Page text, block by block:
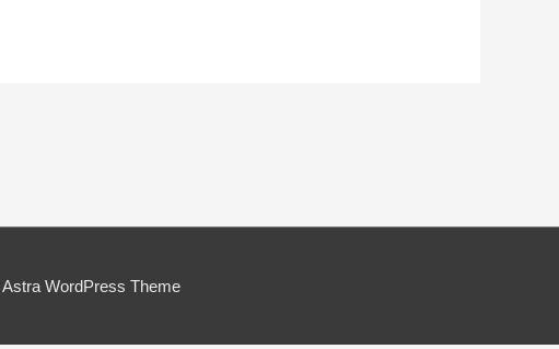
Astra WordPress Theme